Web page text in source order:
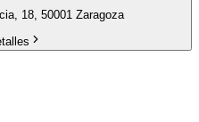
18, 50001 Zaragoza